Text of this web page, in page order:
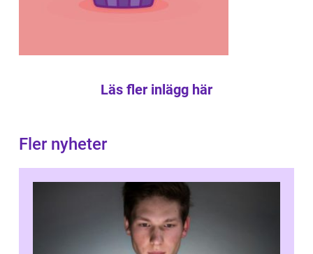
Läs fler inlägg här
Fler nyheter